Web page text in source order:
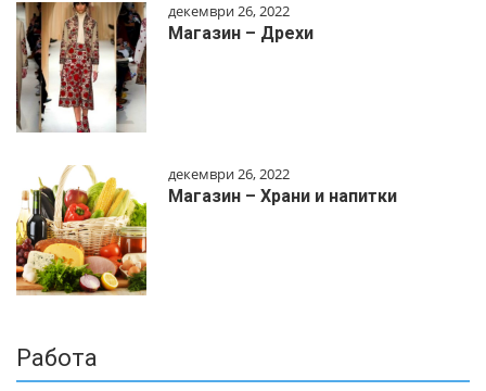
декември 26, 2022
Магазин – Дрехи
декември 26, 2022
Магазин – Храни и напитки
Работа